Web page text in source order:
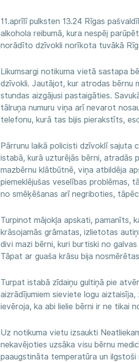
11.aprīlī pulksten 13.24 Rīgas
alkohola reibumā, kura nespēj
norādīto dzīvokli norīkota tuvākā
Likumsargi notikuma vietā sastapa
dzīvokli. Jautājot, kur atrodas bērnu
stundas aizgājusi pastaigāties.
tālruņa numuru viņa arī nevarot
telefonu, kurā tas bijis pierakstīts,
Pārrunu laikā policisti dzīvoklī sajuta
istabā, kurā uzturējās bērni, atradās
mazbērnu klātbūtnē, viņa atbildēja
piemeklējušas veselības
no smēķēšanas arī negriboties,
Turpinot mājokļa apskati, pamanīts,
krāsojamās grāmatas, izlietotas
divi mazi bērni, kuri burtiski no
Tāpat ar guaša krāsu bija
Turpat istabā zīdaiņu gultiņā pie
aizrādījumiem sieviete logu
ievēroja, ka abi lielie bērni ir ne tikai
Uz notikuma vietu izsaukti
nekavējoties uzsāka visu bērnu
paaugstināta temperatūra un